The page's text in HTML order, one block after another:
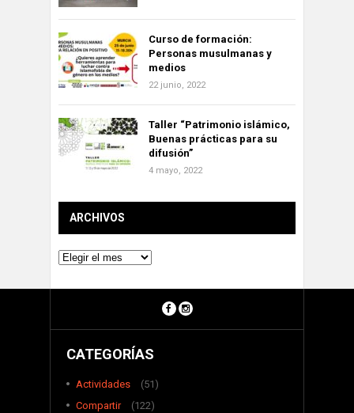
Curso de formación:
Personas musulmanas y
medios
22 junio, 2022
Taller “Patrimonio islámico,
Buenas prácticas para su
difusión”
4 mayo, 2022
ARCHIVOS
Archivos
CATEGORÍAS
Actividades
(51)
Compartir
(122)